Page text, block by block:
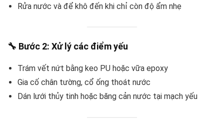
Rửa nước và để khô đến khi chỉ còn độ ẩm nhẹ
🔧 Bước 2: Xử lý các điểm yếu
Trám vết nứt bằng keo PU hoặc vữa epoxy
Gia cố chân tường, cổ ống thoát nước
Dán lưới thủy tinh hoặc băng cản nước tại mạch yếu